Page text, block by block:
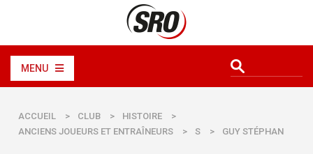
MENU
ACCUEIL > CLUB > HISTOIRE
>
ANCIENS JOUEURS ET ENTRAÎNEURS
> S > GUY STÉPHAN